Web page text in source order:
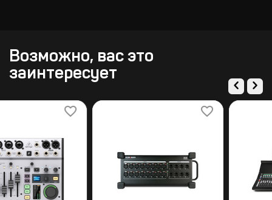
Возможно, вас это
заинтересует